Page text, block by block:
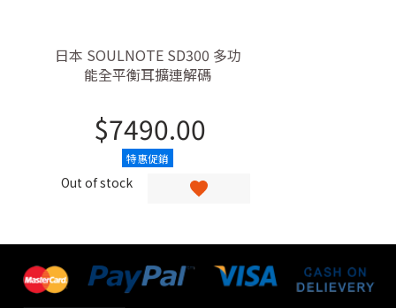
日本 SOULNOTE SD300 多功
能全平衡耳擴連解碼
$7490.00
特惠促銷
Out of stock